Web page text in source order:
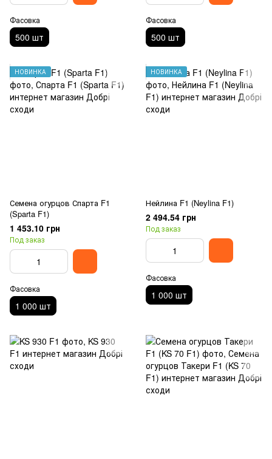
Фасовка
500 шт
Фасовка
500 шт
НОВИНКА
Семена огурцов Спарта F1
(Sparta F1)
1 453.10 грн
Под заказ
Фасовка
1 000 шт
НОВИНКА
Нейлина F1 (Neylina F1)
2 494.54 грн
Под заказ
Фасовка
1 000 шт